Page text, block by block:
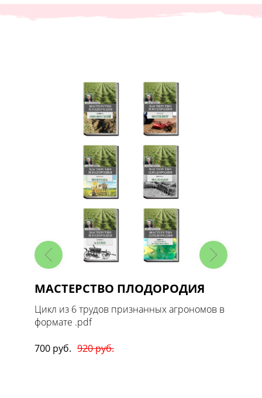
МАСТЕРСТВО ПЛОДОРОДИЯ
Цикл из 6 трудов признанных агрономов в
формате .pdf
700 руб. 920 руб.